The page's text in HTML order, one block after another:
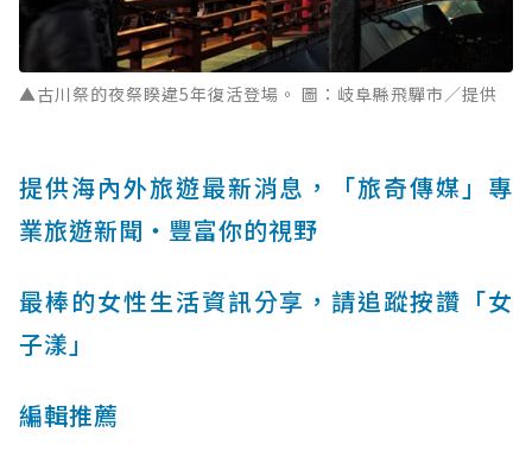
▲古川祭的夜祭睽違5年復活登場。 圖：岐阜縣飛驒市／提供
提供海內外旅遊最新消息，「旅奇傳媒」專
業旅遊新聞‧豐富你的視野
最棒的女性生活資訊分享，請追蹤按讚「女
子漾」
編輯推薦